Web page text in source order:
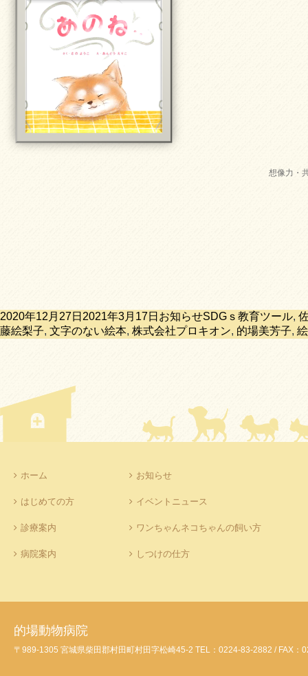
想像力・
投
稿
2020年12月27日 2021年3月17日 カ
テ
お知らせタ
グ
SDGｓ教育ツール,
藤絵梨子, 文字のない絵本, 株式会社プロキオン, 的場美芳子,
ホーム
はじめての方
診療案内
病院案内
お知らせ
イベントニュース
ワンちゃんネコちゃんの飼い方
しつけの仕方
的場動物病院
〒989-1305 宮城県柴田郡村田町村田字松崎45-2 TEL：0224-83-2882 / FAX：